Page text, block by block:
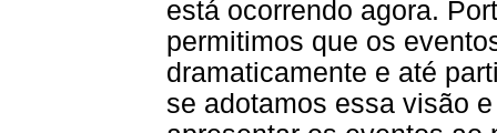
está ocorrendo agora.
permitimos que os
dramaticamente e até
se adotamos essa visão